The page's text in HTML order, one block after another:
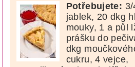
Potřebujete:
jablek, 20 dkg
mouky, 1 a půl
prášku do
dkg
cukru, 4 vejce,